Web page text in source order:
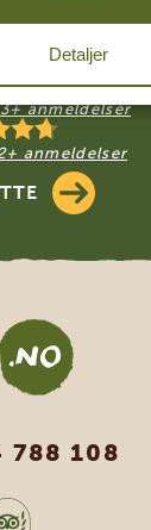
Detaljer
anmeldelser
anmeldelser
788 108